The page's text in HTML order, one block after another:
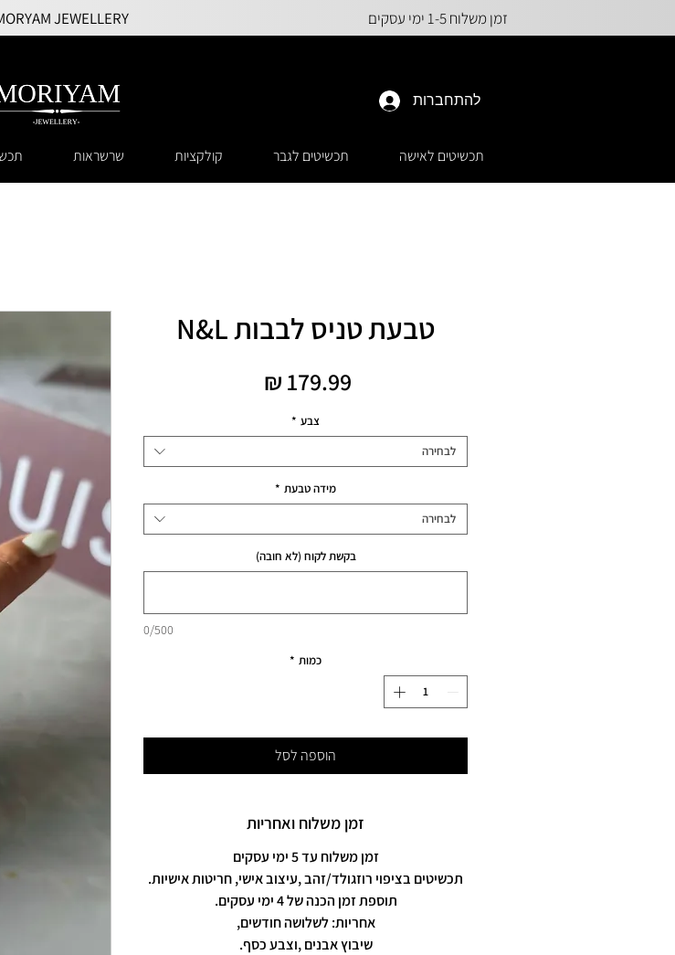
JEWELLERY זמן משלוח 1-5 ימי עסקים
להתחברות
תכשיטים לאישה תכשיטים לגבר קולקציות שרשראות
טבעת טניס לבבות N&L
צבע *
לבחירה
מידה טבעת *
לבחירה
בקשת לקוח (לא חובה)
0/500
כמות *
הוספה לסל
זמן משלוח ואחריות
זמן משלוח עד 5 ימי עסקים
תכשיטים בציפוי רוזגולד/זהב ,עיצוב אישי, חריטות אישיות.
תוספת זמן הכנה של 4 ימי עסקים.
אחריות: לשלושה חודשים,
שיבוץ אבנים ,וצבע כסף.